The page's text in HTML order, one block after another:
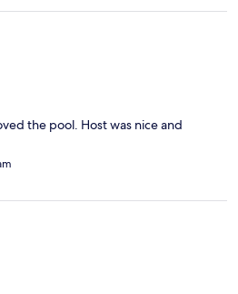
the pool. Host was nice and